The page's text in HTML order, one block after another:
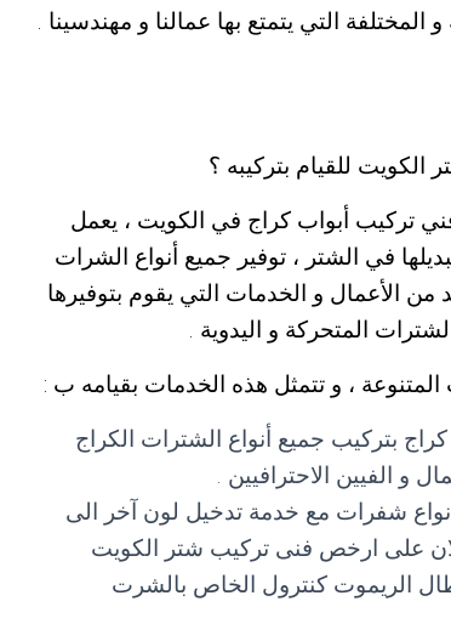
المختلفة التي يتمتع بها عمالنا و مهندسينا .
للقيام بتركيبه ؟
تركيب أبواب كراج في الكويت ، يعمل
في الشتر ، توفير جميع أنواع الشرات
من الأعمال و الخدمات التي يقوم بتوفيرها
المتحركة و اليدوية .
، و تتمثل هذه الخدمات بقيامه ب :
بتركيب جميع أنواع الشترات الكراج
الفيين الاحترافيين .
شفرات مع خدمة تدخيل لون آخر الى
على ارخص فنى تركيب شتر الكويت
الريموت كنترول الخاص بالشرت